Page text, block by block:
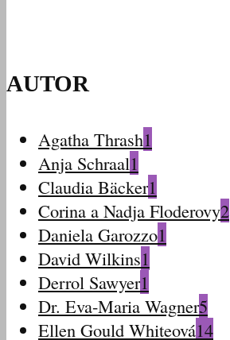
AUTOR
Agatha Thrash1
Anja Schraal1
Claudia Bäcker1
Corina a Nadja Floderovy2
Daniela Garozzo1
David Wilkins1
Derrol Sawyer1
Dr. Eva-Maria Wagner5
Ellen Gould Whiteová14